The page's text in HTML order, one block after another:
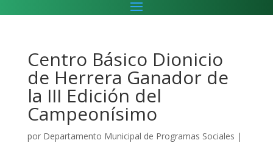
Centro Básico Dionicio
de Herrera Ganador de
la III Edición del
Campeonísimo
por Departamento Municipal de Programas Sociales |